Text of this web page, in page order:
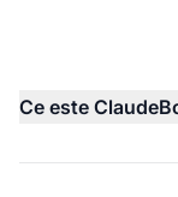
Ce este